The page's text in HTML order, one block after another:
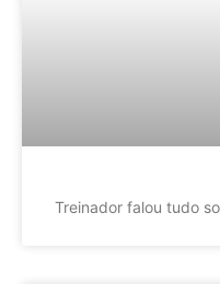
Treinador falou tudo